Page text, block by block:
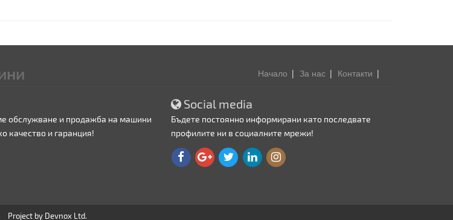
Начало За нас Контакти
обслужване и продажба на машини
качество и гаранция!
Social media
Бъдете постоянно информирани като последвате
профилите ни в социалните мрежи!
Project by Devnox Ltd.